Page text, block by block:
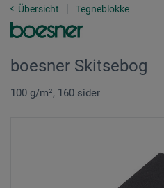
Übersicht Tegneblokke
boesner Skitsebog
100 g/m², 160 sider